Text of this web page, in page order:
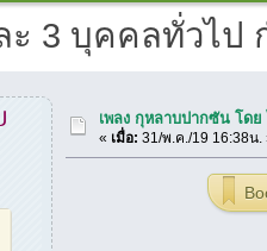
ะ 3 บุคคลทั่วไป
เพลง กุหลาบปากซัน โดย
« เมื่อ: 31/พ.ค./19 16:38น.